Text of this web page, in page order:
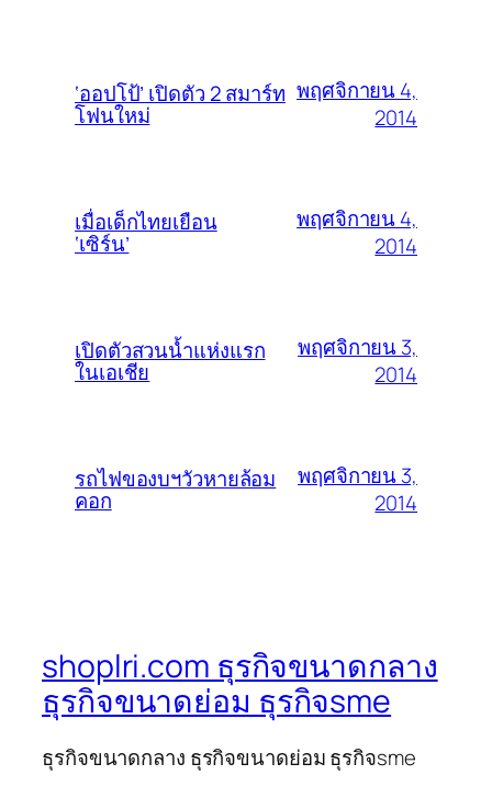
‘ออปโป้’ เปิดตัว 2 สมาร์ท
โฟนใหม่
พฤศจิกายน 4,
2014
เมื่อเด็กไทยเยือน
‘เซิร์น’
พฤศจิกายน 4,
2014
เปิดตัวสวนน้ำแห่งแรก
ในเอเชีย
พฤศจิกายน 3,
2014
รถไฟของบฯวัวหายล้อม
คอก
พฤศจิกายน 3,
2014
shoplri.com ธุรกิจขนาดกลาง
ธุรกิจขนาดย่อม ธุรกิจsme
ธุรกิจขนาดกลาง ธุรกิจขนาดย่อม ธุรกิจsme